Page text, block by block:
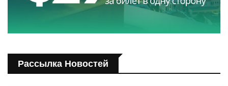
Рассылка Новостей